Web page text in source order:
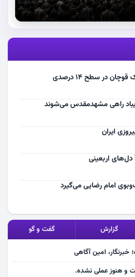
ایران
در سطح ۱۴ درصدی
ایران
دل‌های اربعینی
امام رضایی می‌گیرد
گزارش گفت و گو
امین آگاهی
و هنوز عملی نشده.